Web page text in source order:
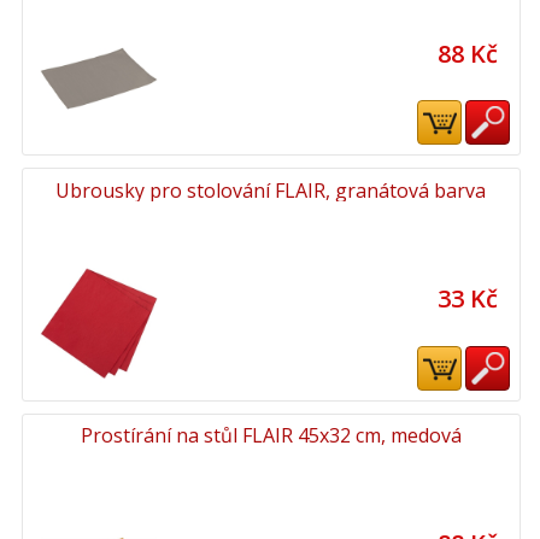
88 Kč
Ubrousky pro stolování FLAIR, granátová barva
33 Kč
Prostírání na stůl FLAIR 45x32 cm, medová